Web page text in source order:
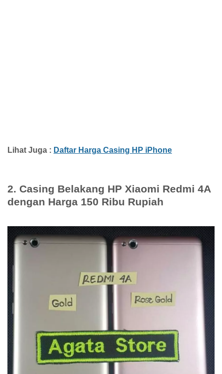
Lihat Juga : Daftar Harga Casing HP iPhone
2. Casing Belakang HP Xiaomi Redmi 4A
dengan Harga 150 Ribu Rupiah